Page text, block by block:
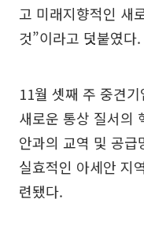
고 미래지향적인 새
것”이라고 덧붙였다.
11월 셋째 주 중견기
새로운 통상 질서의
안과의 교역 및 공급
실효적인 아세안 지
련됐다.